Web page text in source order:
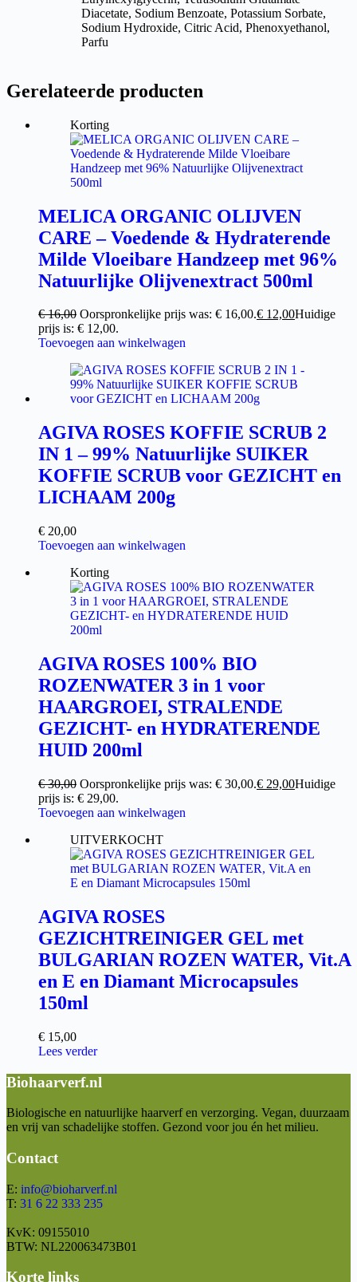
Diacetate, Sodium Benzoate, Potassium Sorbate,
Sodium Hydroxide, Citric Acid, Phenoxyethanol,
Parfu
Gerelateerde producten
Korting
MELICA ORGANIC OLIJVEN
CARE – Voedende & Hydraterende
Milde Vloeibare Handzeep met 96%
Natuurlijke Olijvenextract 500ml
€16,00 Oorspronkelijke prijs was: € 16,00.€ 12,00Huidige
prijs is: € 12,00.
Toevoegen aan winkelwagen
AGIVA ROSES KOFFIE SCRUB 2
IN 1 – 99% Natuurlijke SUIKER
KOFFIE SCRUB voor GEZICHT en
LICHAAM 200g
€ 20,00
Toevoegen aan winkelwagen
Korting
AGIVA ROSES 100% BIO
ROZENWATER 3 in 1 voor
HAARGROEI, STRALENDE
GEZICHT- en HYDRATERENDE
HUID 200ml
€30,00 Oorspronkelijke prijs was: € 30,00.€ 29,00Huidige
prijs is: € 29,00.
Toevoegen aan winkelwagen
UITVERKOCHT
AGIVA ROSES
GEZICHTREINIGER GEL met
BULGARIAN ROZEN WATER, Vit.A
en E en Diamant Microcapsules
150ml
€ 15,00
Lees verder
Biohaarverf.nl
Biologische en natuurlijke haarverf en verzorging. Vegan, duurzaam
en vrij van schadelijke stoffen. Gezond voor jou én het milieu.
Contact
E: info@bioharverf.nl
T: 31 6 22 333 235
KvK: 09155010
BTW: NL220063473B01
Korte links